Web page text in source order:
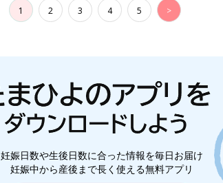
1 2 3 4 5 >
妊娠日数や生後日数に合った情報を毎日お届け
妊娠中から産後まで長く使える無料アプリ